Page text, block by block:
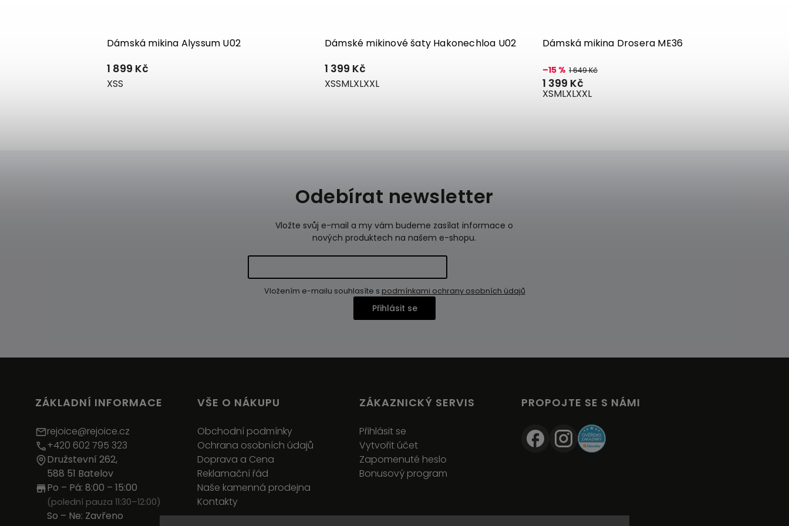
Dámská mikina Alyssum U02
1 899 Kč
XSS
Dámské mikinové šaty Hakonechloa U02
1 399 Kč
XSSMLXLXXL
Dámská mikina Drosera ME36
–15 % 1 649 Kč
1 399 Kč
XSMLXLXXL
Odebírat newsletter
Vložte svůj e-mail a my vám budeme zasílat informace o
nových produktech na našem e-shopu.
Vložením e-mailu souhlasíte s podmínkami ochrany osobních údajů
Přihlásit se
ZÁKLADNÍ INFORMACE
rejoice@rejoice.cz
+420 602 795 323
Družstevní 262,
588 51 Batelov
Po – Pá: 8:00 – 15:00
(polední pauza 11:30–12:00)
So – Ne: Zavřeno
VŠE O NÁKUPU
Obchodní podmínky
Ochrana osobních údajů
Doprava a Cena
Reklamační řád
Naše kamenná prodejna
Kontakty
ZÁKAZNICKÝ SERVIS
Přihlásit se
Vytvořit účet
Zapomenuté heslo
Bonusový program
PROPOJTE SE S NÁMI